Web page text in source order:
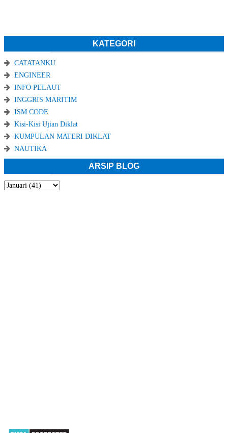
KATEGORI
CATATANKU
ENGINEER
INFO PELAUT
INGGRIS MARITIM
ISM CODE
Kisi-Kisi Ujian Diklat
KUMPULAN MATERI DIKLAT
NAUTIKA
ARSIP BLOG